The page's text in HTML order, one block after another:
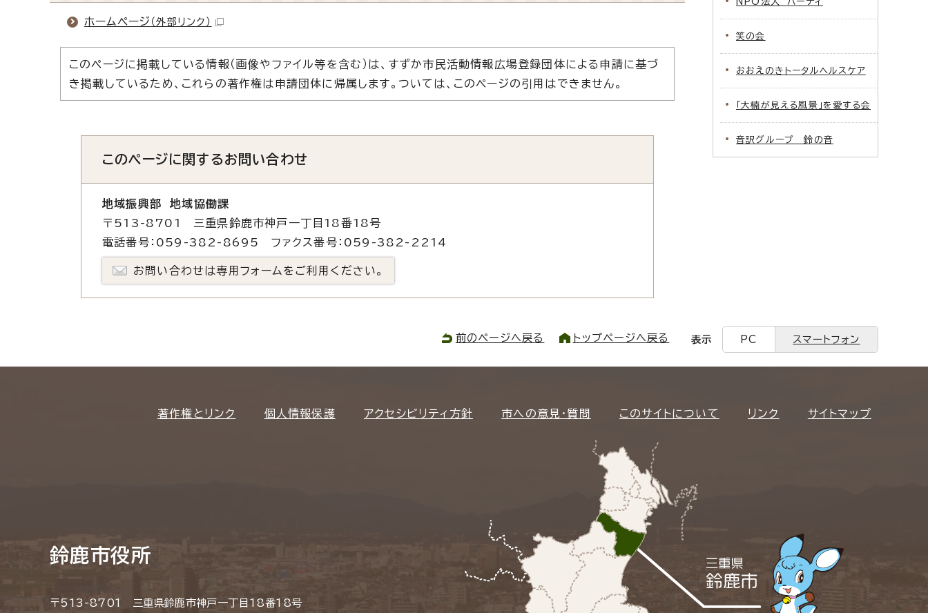
ホームページ （外部リンク）
このページに掲載している情報（画像やファイル等を含む）は、すずか市民活動情報広場登録団体による申請に基づ
き掲載しているため、これらの著作権は申請団体に帰属します。ついては、このページの引用はできません。
このページに関するお問い合わせ
地域振興部 地域協働課
〒513-8701 三重県鈴鹿市神戸一丁目18番18号
電話番号：059-382-8695 ファクス番号：059-382-2214
お問い合わせは専用フォームをご利用ください。
笑の会
おおえのきトータルヘルスケア
「大楠が見える風景」を愛する会
音訳グループ 鈴の音
前のページへ戻る トップページへ戻る 表示 PC スマートフォン
著作権とリンク 個人情報保護 アクセシビリティ方針 市への意見・質問 このサイトについて リンク サイトマップ
鈴鹿市役所
〒513-8701 三重県鈴鹿市神戸一丁目18番18号